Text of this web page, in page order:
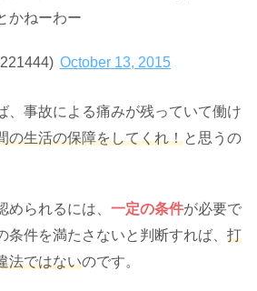
かねーわー
October 13, 2015
、事故による痛みが残っていて働け
の生活の保障をしてくれ！と思うの
められるには、 一定の条件が必要で
条件を満たさないと判断すれば、 打
法ではないのです。